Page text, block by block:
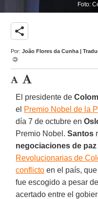
Foto:
share
Por:João Flores da Cunha |
El presidente de
el Premio Nobel de la
día 7 de octubre en
Premio Nobel.Santos
negociaciones de paz
Revolucionarias de
conflicto en el país,
fue escogido a pesar
acertado entre el